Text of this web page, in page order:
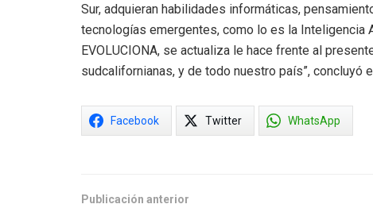
Sur, adquieran habilidades informáticas,
tecnologías emergentes, como lo es la Inteligencia
EVOLUCIONA, se actualiza le hace frente al
sudcalifornianas, y de todo nuestro país”, concluyó
Facebook Twitter WhatsApp
Publicación anterior